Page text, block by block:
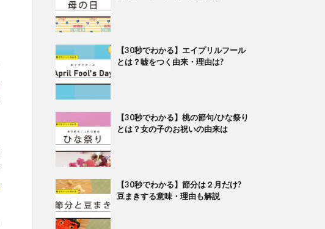
【30秒でわかる】エイプリルフール
とは？嘘をつく由来・理由は?
【30秒でわかる】桃の節句/ひな祭り
とは？女の子のお祝いの由来は
【30秒でわかる】節分は２月だけ?
豆まきする意味・理由も解説